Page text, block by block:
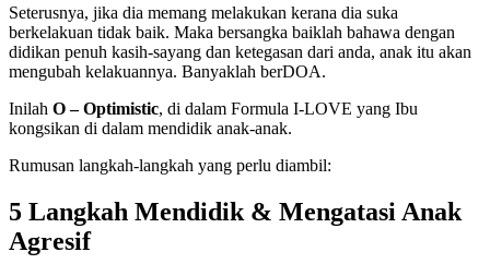
Seterusnya, jika dia memang melakukan kerana dia suka
berkelakuan tidak baik. Maka bersangka baiklah bahawa dengan
didikan penuh kasih-sayang dan ketegasan dari anda, anak itu akan
mengubah kelakuannya. Banyaklah berDOA.
Inilah O – Optimistic, di dalam Formula I-LOVE yang Ibu
kongsikan di dalam mendidik anak-anak.
Rumusan langkah-langkah yang perlu diambil:
5 Langkah Mendidik & Mengatasi Anak
Agresif